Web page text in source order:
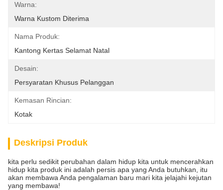
Warna:
Warna Kustom Diterima
Nama Produk:
Kantong Kertas Selamat Natal
Desain:
Persyaratan Khusus Pelanggan
Kemasan Rincian:
Kotak
Deskripsi Produk
kita perlu sedikit perubahan dalam hidup kita untuk mencerahkan
hidup kita produk ini adalah persis apa yang Anda butuhkan, itu
akan membawa Anda pengalaman baru mari kita jelajahi kejutan
yang membawa!